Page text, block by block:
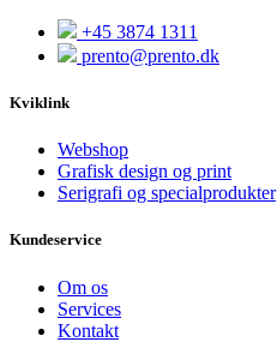
+45 3874 1311
prento@prento.dk
Kviklink
Webshop
Grafisk design og print
Serigrafi og specialprodukter
Kundeservice
Om os
Services
Kontakt